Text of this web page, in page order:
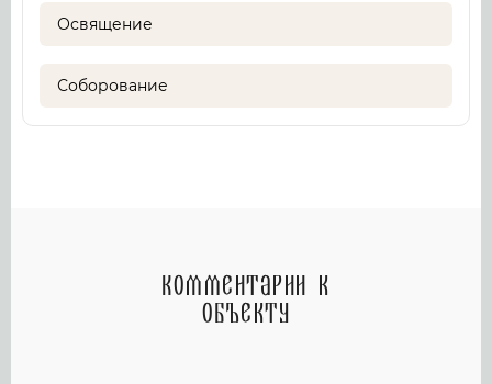
Освящение
Соборование
Комментарии к
объекту